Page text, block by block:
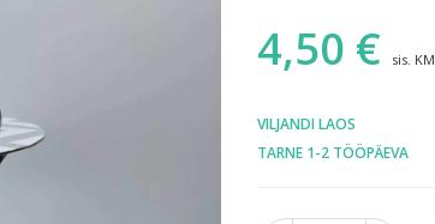
4,50 € sis. KM
VILJANDI LAOS
TARNE 1-2 TÖÖPÄEVA